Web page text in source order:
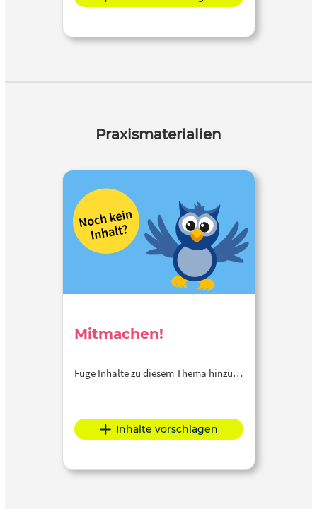
Praxismaterialien
Mitmachen!
Füge Inhalte zu diesem Thema hinzu…
Inhalte vorschlagen